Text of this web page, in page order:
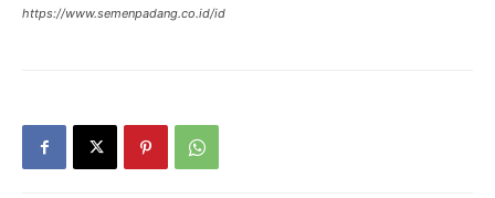
https://www.semenpadang.co.id/id